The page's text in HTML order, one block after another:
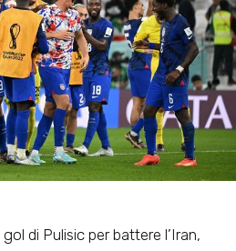
di Pulisic per battere l’Iran,